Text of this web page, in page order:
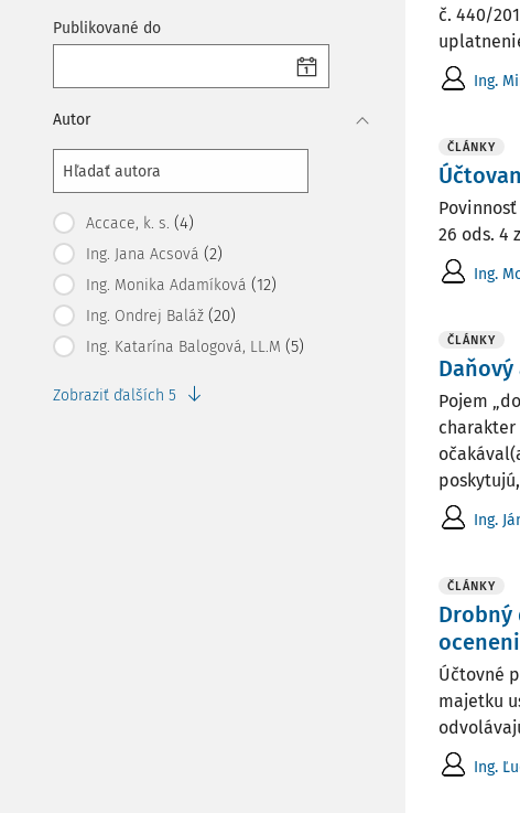
Publikované do
Autor
Accace, k. s. (4)
Ing. Jana Acsová (2)
Ing. Monika Adamíková (12)
Ing. Ondrej Baláž (20)
Ing. Katarína Balogová, LL.M (5)
Zobraziť ďalších 5
č. 440/
Ing.
ČLÁNKY
26 ods. 4
Ing.
ČLÁNKY
Pojem
Ing.
ČLÁNKY
Účtovné
majetku
Ing.